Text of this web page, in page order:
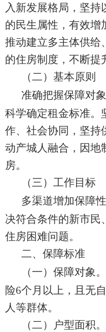
入 新发展格局，坚持
的民生属性， 有效增
推动建立多主体供给
的住房制度，不断提
（二）基本原则
准确把握保障对
科学确定租金标准。
作、社会协同，坚持
动产城人融合，因地
房。
（三 ）工作目标
多渠道增加保障
决符合条件的新市民
住房困难问题。
二、保障标准
（一）保障对象。
险6个月以上， 且无
人等群体。
（二）户型面积。